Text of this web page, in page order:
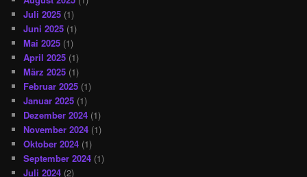
Juli 2025 (1)
Juni 2025 (1)
Mai 2025 (1)
April 2025 (1)
März 2025 (1)
Februar 2025 (1)
Januar 2025 (1)
Dezember 2024 (1)
November 2024 (1)
Oktober 2024 (1)
September 2024 (1)
Juli 2024 (2)